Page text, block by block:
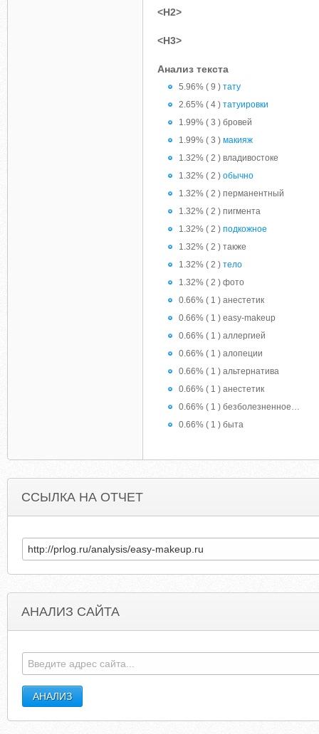
<H2>
<H3>
Анализ текста
5.96% ( 9 ) тату
2.65% ( 4 ) татуировки
1.99% ( 3 ) бровей
1.99% ( 3 ) макияж
1.32% ( 2 ) владивостоке
1.32% ( 2 ) обычно
1.32% ( 2 ) перманентный
1.32% ( 2 ) пигмента
1.32% ( 2 ) подкожное
1.32% ( 2 ) также
1.32% ( 2 ) тело
1.32% ( 2 ) фото
0.66% ( 1 ) aнестетик
0.66% ( 1 ) easy-makeup
0.66% ( 1 ) аллергией
0.66% ( 1 ) алопеции
0.66% ( 1 ) альтернатива
0.66% ( 1 ) анестетик
0.66% ( 1 ) безболезненное…
0.66% ( 1 ) быта
ССЫЛКА НА ОТЧЕТ
АНАЛИЗ САЙТА